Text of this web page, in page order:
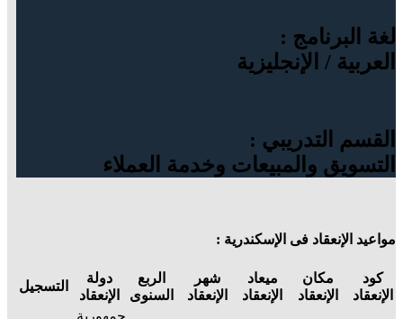
لغة البرنامج :
العربية / الإنجليزية
القسم التدريبي :
التسويق والمبيعات وخدمة العملاء
مواعيد الإنعقاد فى الإسكندرية :
كود
الإنعقاد
مكان
الإنعقاد
ميعاد
الإنعقاد
شهر
الإنعقاد
الربع
السنوى
دولة
الإنعقاد
التسجيل
جمهورية